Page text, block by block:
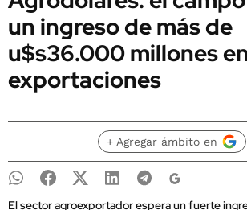
un ingreso de más de
u$s36.000 millones
exportaciones
+ Agregar ámbito en
El sector agroexportador espera un fuerte